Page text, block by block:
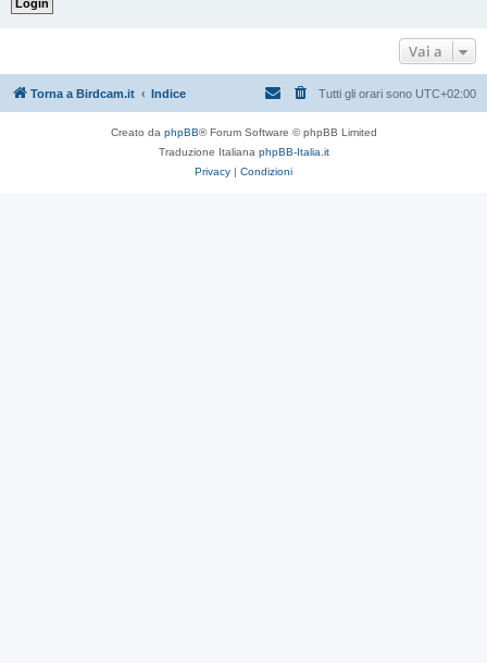
Vai a
Torna a Birdcam.it Indice Tutti gli orari sono UTC+02:00
Creato da phpBB® Forum Software © phpBB Limited
Traduzione Italiana phpBB-Italia.it
Privacy | Condizioni